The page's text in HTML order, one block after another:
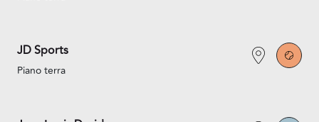
JD Sports
Piano terra